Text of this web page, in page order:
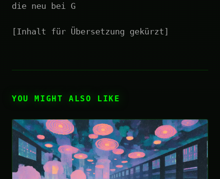
die neu bei G
[Inhalt für Übersetzung gekürzt]
YOU MIGHT ALSO LIKE